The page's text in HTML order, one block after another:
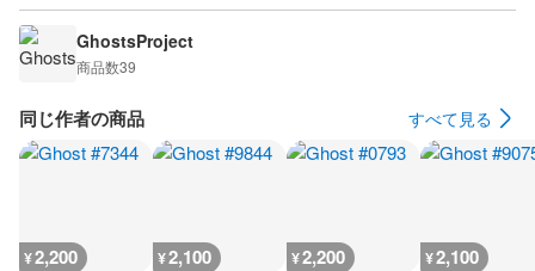
GhostsProject
商品数39
同じ作者の商品 すべて見る
¥2,200 ¥2,100 ¥2,200 ¥2,100